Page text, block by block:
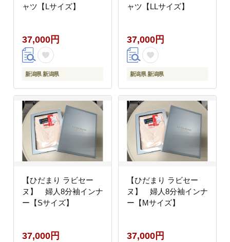
ャツ【Lサイズ】
37,000円
新潟県 新潟県
ャツ【LLサイズ】
37,000円
新潟県 新潟県
【ひだまり ラビセー
ヌ】 婦人8分袖インナ
ー【Sサイズ】
37,000円
【ひだまり ラビセー
ヌ】 婦人8分袖インナ
ー【Mサイズ】
37,000円